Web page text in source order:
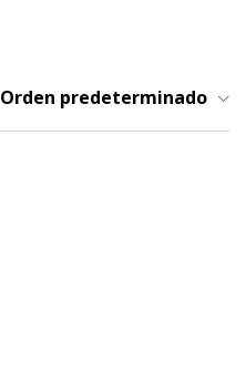
Orden predeterminado